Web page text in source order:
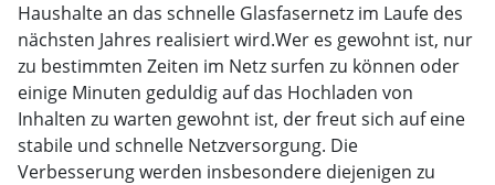
Haushalte an das schnelle Glasfasernetz im Laufe des
nächsten Jahres realisiert wird.Wer es gewohnt ist, nur
zu bestimmten Zeiten im Netz surfen zu können oder
einige Minuten geduldig auf das Hochladen von
Inhalten zu warten gewohnt ist, der freut sich auf eine
stabile und schnelle Netzversorgung. Die
Verbesserung werden insbesondere diejenigen zu